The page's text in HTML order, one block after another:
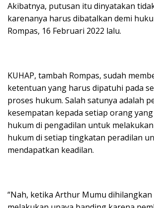
Akibatnya, putusan itu dinyatakan
karenanya harus dibatalkan demi
Rompas, 16 Februari 2022 lalu.
KUHAP, tambah Rompas, sudah
ketentuan yang harus dipatuhi pada
proses hukum. Salah satunya adalah
kesempatan kepada setiap orang
hukum di pengadilan untuk
hukum di setiap tingkatan peradilan
mendapatkan keadilan.
“Nah, ketika Arthur Mumu